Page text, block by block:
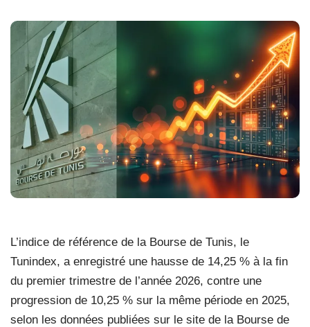
L’indice de référence de la Bourse de Tunis, le
Tunindex, a enregistré une hausse de 14,25 % à la fin
du premier trimestre de l’année 2026, contre une
progression de 10,25 % sur la même période en 2025,
selon les données publiées sur le site de la Bourse de